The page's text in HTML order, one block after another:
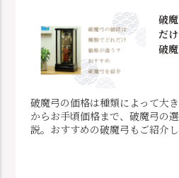
破
だ
破
破魔弓の価格は種類によって大
からお手頃価格まで、破魔弓の
説。おすすめの破魔弓もご紹介